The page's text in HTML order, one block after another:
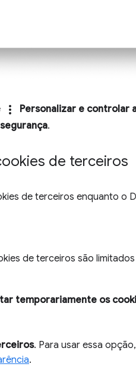
more_vert
Personalizar e controlar
.
de terceiros
de terceiros enquanto o
de terceiros são
temporariamente os
. Para usar essa
.